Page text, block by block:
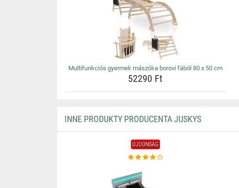
Multifunkciós gyermek mászóka borovi fából 80 x 50 cm
52290 Ft
INNE PRODUKTY PRODUCENTA JUSKYS
ÚJDONSÁG